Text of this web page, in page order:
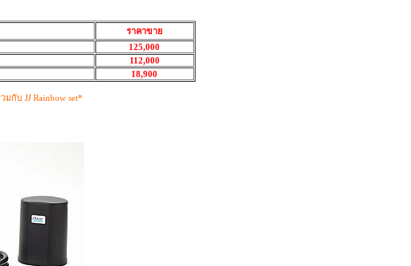
ราคาขาย
125,000
112,000
18,900
กับ JJ Rainbow set*